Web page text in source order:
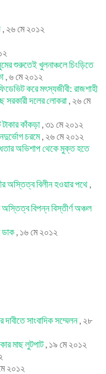
, ২৬ মে ২০১২
শুরুতেই খুলনাঞ্চলে চিংড়িতে
, ৬ মে ২০১২
করে মৎস্যজীবী: রাজশাহী
সরকারী দলের লোকরা , ২৬ মে
কাঁকড়া , ৩১ মে ২০১২
চরমে, ২৬ মে ২০১২
অভিশাপ থেকে মুক্ত হতে
অস্তিত্ব বিলীন হওয়ার পথে ,
বিপন্ন বিস্তীর্ণ অঞ্চল
ডাক , ১৬ মে ২০১২
সাংবাদিক সম্মেলন, ২৮
মাছ লুটপাট, ১৯ মে ২০১২
২০১২